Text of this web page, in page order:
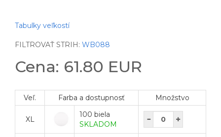
Tabulky veľkostí
FILTROVAŤ STRIH: WB088
Cena: 61.80 EUR
Veľ. Farba a dostupnosť Množstvo
XL
100 biela
SKLADOM